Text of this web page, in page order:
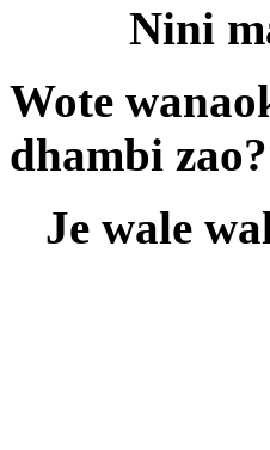
Nini
Wote
dhambi
Je wale